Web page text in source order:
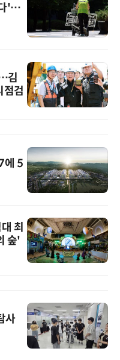
'…
김
점검
에 5
최
숲'
사